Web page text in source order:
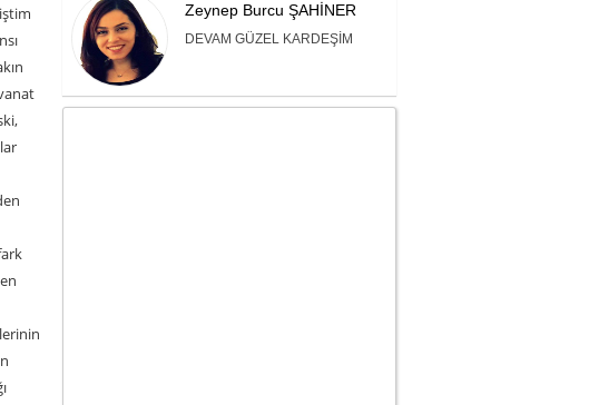
Zeynep Burcu ŞAHİNER
DEVAM GÜZEL KARDEŞİM